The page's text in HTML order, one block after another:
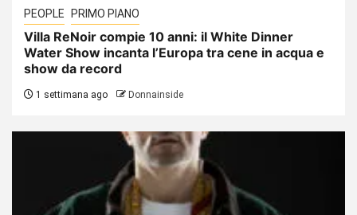
PEOPLE PRIMO PIANO
Villa ReNoir compie 10 anni: il White Dinner
Water Show incanta l’Europa tra cene in acqua e
show da record
1 settimana ago Donnainside